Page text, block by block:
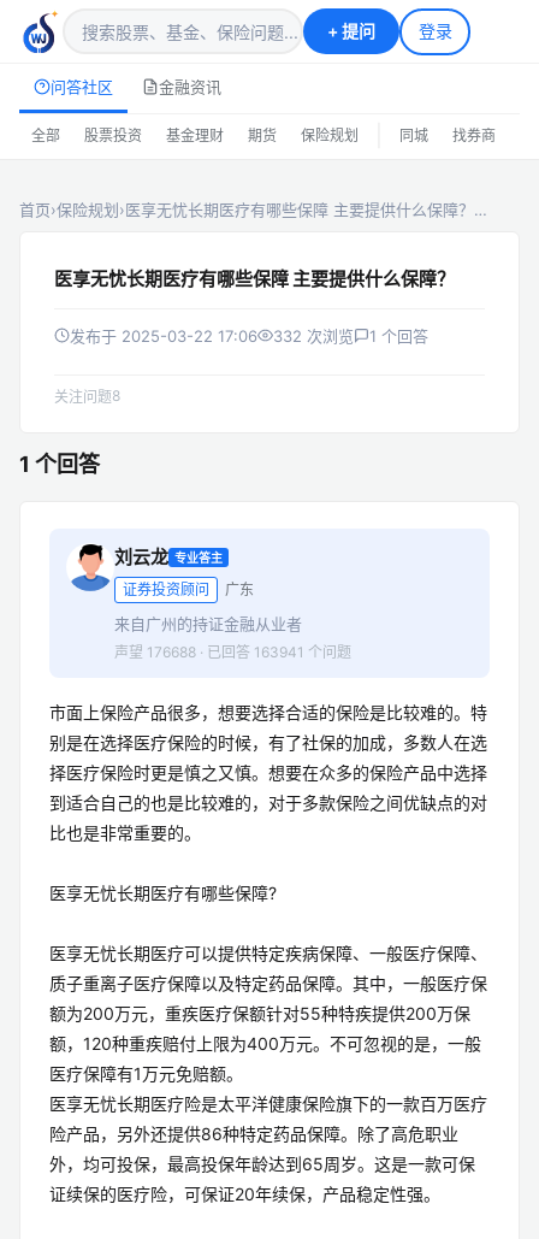
+提问 登录
问答社区 金融资讯
全部 股票投资 基金理财 期货 保险规划 同城 找券商
首页›保险规划›医享无忧长期医疗有哪些保障 主要提供什么保障？…
医享无忧长期医疗有哪些保障 主要提供什么保障？
发布于 2025-03-22 17:06 332 次浏览 1 个回答
关注问题8
1 个回答
刘云龙 专业答主
证券投资顾问 广东
来自广州的持证金融从业者
声望 176688 · 已回答 163941 个问题
市面上保险产品很多，想要选择合适的保险是比较难的。特
别是在选择医疗保险的时候，有了社保的加成，多数人在选
择医疗保险时更是慎之又慎。想要在众多的保险产品中选择
到适合自己的也是比较难的，对于多款保险之间优缺点的对
比也是非常重要的。
医享无忧长期医疗有哪些保障?
医享无忧长期医疗可以提供特定疾病保障、一般医疗保障、
质子重离子医疗保障以及特定药品保障。其中，一般医疗保
额为200万元，重疾医疗保额针对55种特疾提供200万保
额，120种重疾赔付上限为400万元。不可忽视的是，一般
医疗保障有1万元免赔额。
医享无忧长期医疗险是太平洋健康保险旗下的一款百万医疗
险产品，另外还提供86种特定药品保障。除了高危职业
外，均可投保，最高投保年龄达到65周岁。这是一款可保
证续保的医疗险，可保证20年续保，产品稳定性强。